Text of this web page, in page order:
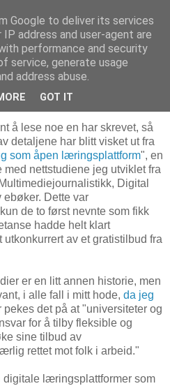
som åpen
å lese noe en har skrevet, så
detaljene har blitt visket ut fra
som åpen læringsplattform", en
nettstudiene jeg utviklet fra
Digital
ebøker. Dette var
de to først nevnte som fikk
hadde helt klart
av et gratistilbud fra
er en litt annen historie, men
i alle fall i mitt hode, da jeg
pekes det på at "universiteter og
for å tilby fleksible og
sine tilbud av
rettet mot folk i arbeid."
digitale læringsplattformer som
Google to deliver its services
address and user-agent are
performance and security
service, generate usage
address abuse.
GOT IT